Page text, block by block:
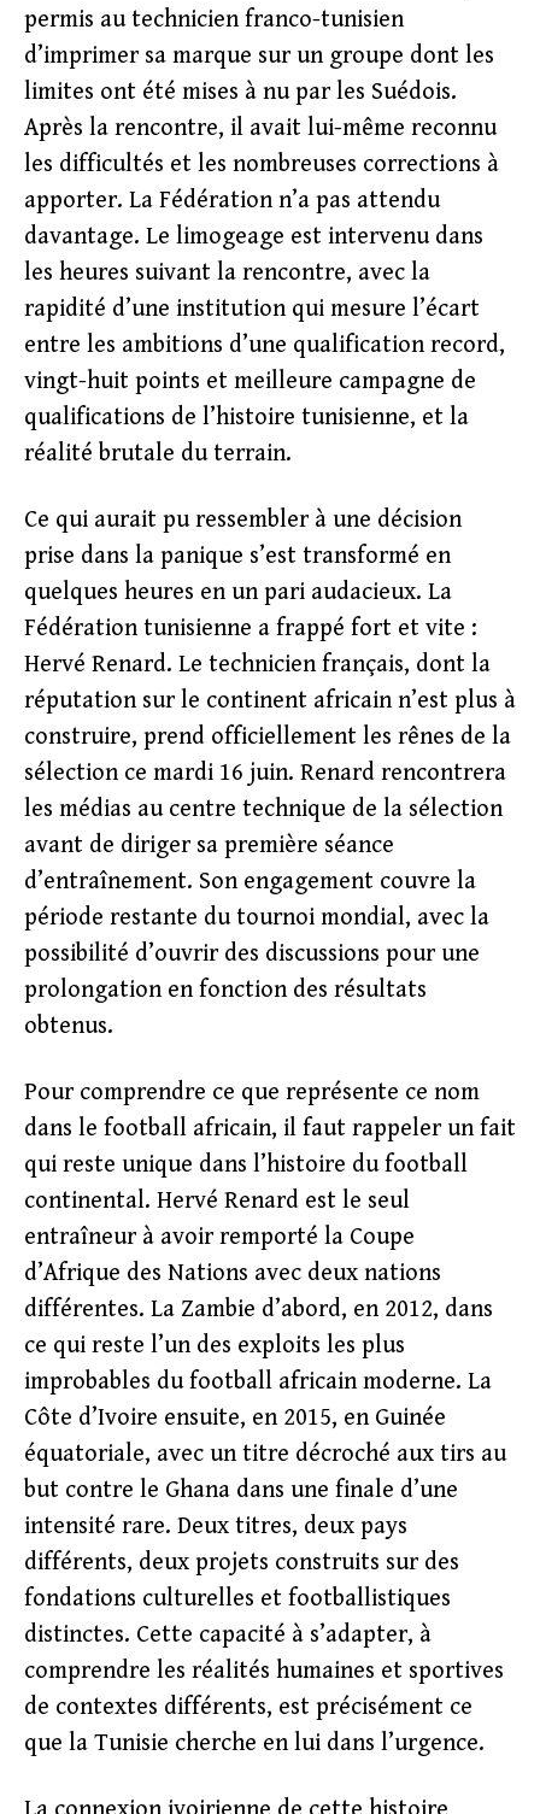
permis au technicien franco-tunisien
d’imprimer sa marque sur un groupe dont les
limites ont été mises à nu par les Suédois.
Après la rencontre, il avait lui-même reconnu
les difficultés et les nombreuses corrections à
apporter. La Fédération n’a pas attendu
davantage. Le limogeage est intervenu dans
les heures suivant la rencontre, avec la
rapidité d’une institution qui mesure l’écart
entre les ambitions d’une qualification record,
vingt-huit points et meilleure campagne de
qualifications de l’histoire tunisienne, et la
réalité brutale du terrain.
Ce qui aurait pu ressembler à une décision
prise dans la panique s’est transformé en
quelques heures en un pari audacieux. La
Fédération tunisienne a frappé fort et vite :
Hervé Renard. Le technicien français, dont la
réputation sur le continent africain n’est plus à
construire, prend officiellement les rênes de la
sélection ce mardi 16 juin. Renard rencontrera
les médias au centre technique de la sélection
avant de diriger sa première séance
d’entraînement. Son engagement couvre la
période restante du tournoi mondial, avec la
possibilité d’ouvrir des discussions pour une
prolongation en fonction des résultats
obtenus.
Pour comprendre ce que représente ce nom
dans le football africain, il faut rappeler un fait
qui reste unique dans l’histoire du football
continental. Hervé Renard est le seul
entraîneur à avoir remporté la Coupe
d’Afrique des Nations avec deux nations
différentes. La Zambie d’abord, en 2012, dans
ce qui reste l’un des exploits les plus
improbables du football africain moderne. La
Côte d’Ivoire ensuite, en 2015, en Guinée
équatoriale, avec un titre décroché aux tirs au
but contre le Ghana dans une finale d’une
intensité rare. Deux titres, deux pays
différents, deux projets construits sur des
fondations culturelles et footballistiques
distinctes. Cette capacité à s’adapter, à
comprendre les réalités humaines et sportives
de contextes différents, est précisément ce
que la Tunisie cherche en lui dans l’urgence.